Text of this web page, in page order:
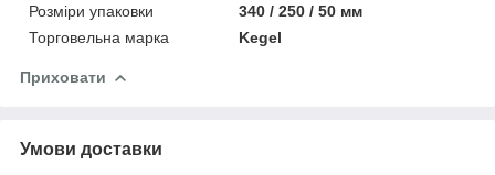
Розміри упаковки
340 / 250 / 50 мм
Торговельна марка
Kegel
Приховати
Умови доставки